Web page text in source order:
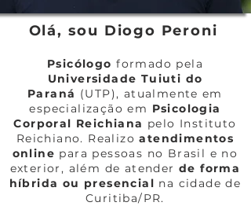
Olá, sou Diogo Peroni
Psicólogo formado pela
Universidade Tuiuti do
Paraná (UTP), atualmente em
especialização em Psicologia
Corporal Reichiana pelo Instituto
Reichiano. Realizoatendimentos
online para pessoas no Brasil e no
exterior, além de atenderde forma
híbrida ou presencial na cidade de
Curitiba/PR.